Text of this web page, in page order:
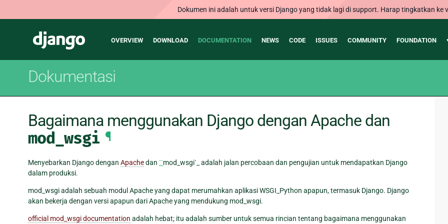
Dokumen ini adalah untuk versi Django yang tidak lagi di support. Harap tingkatkan ke
Django
Main
OVERVIEW DOWNLOAD DOCUMENTATION NEWS CODE ISSUES COMMUNITY FOUNDATION
Dokumentasi
Bagaimana menggunakan Django dengan Apache dan
mod_wsgi ¶
Menyebarkan Django dengan Apachedan ``mod_wsgi`_ adalah jalan percobaan dan pengujian untuk mendapatkan Django
dalam produksi.
mod_wsgi adalah sebuah modul Apache yang dapat merumahkan aplikasi WSGI_Python apapun, termasuk Django. Django
akan bekerja dengan versi apapun dari Apache yang mendukung mod_wsgi.
official mod_wsgi documentation adalah hebat; itu adalah sumber untuk semua rincian tentang bagaimana menggunakan